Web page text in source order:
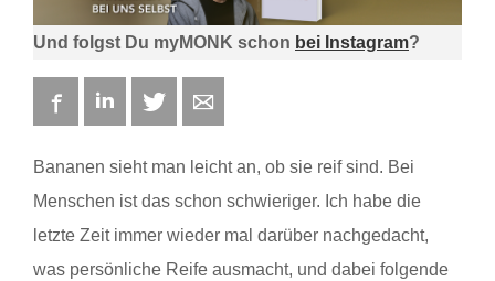
Und folgst Du myMONK schon bei Instagram?
FacebookLinkedIn Twitter
Bananen sieht man leicht an, ob sie reif sind. Bei
Menschen ist das schon schwieriger. Ich habe die
letzte Zeit immer wieder mal darüber nachgedacht,
was persönliche Reife ausmacht, und dabei folgende